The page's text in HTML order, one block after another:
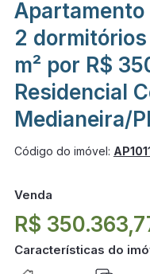
Apartamento
2 dormitórios
m² por R$
Residencial
Medianeira/
Código do imóvel:
Venda
R$
Características do